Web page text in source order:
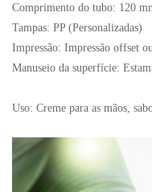
Comprimento do tubo: 120
Tampas: PP (Personalizadas)
Impressão: Impressão offset
Manuseio da superfície:
Uso: Creme para as mãos,